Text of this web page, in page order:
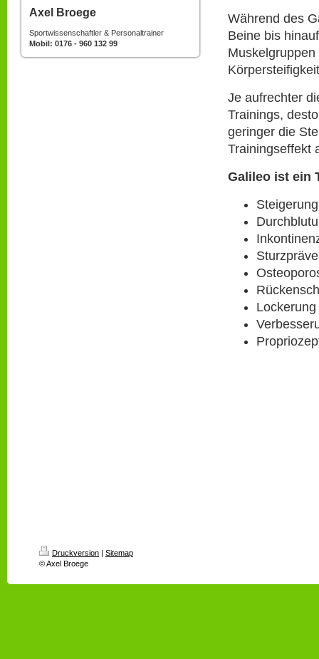
Axel Broege
Sportwissenschaftler & Personaltrainer
Mobil: 0176 - 960 132 99
Während des
Beine bis
Je aufrechter
Trainings,
geringer die
Trainingseffekt
Galileo ist ein
Druckversion | Sitemap
© Axel Broege